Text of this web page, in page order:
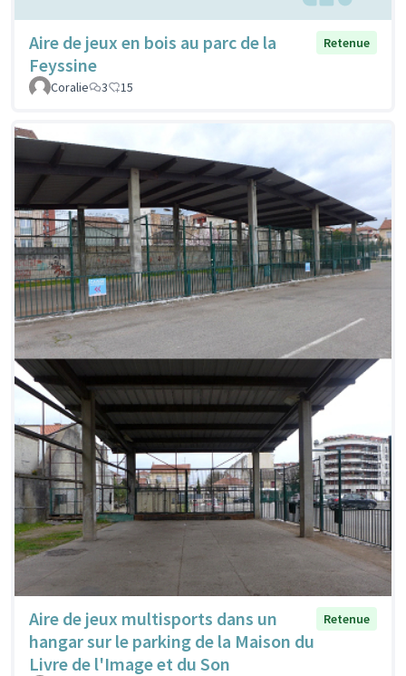
Aire de jeux en bois au parc de la
Feyssine
Retenue
Coralie 3 15
Aire de jeux multisports dans un
hangar sur le parking de la Maison du
Livre de l'Image et du Son
Retenue